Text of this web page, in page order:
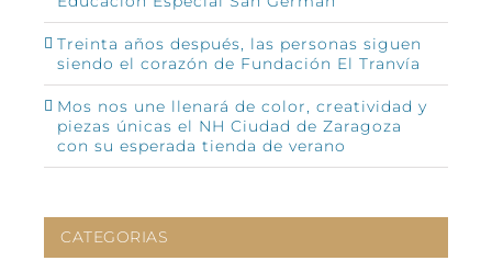
Treinta años después, las personas siguen
siendo el corazón de Fundación El Tranvía
Mos nos une llenará de color, creatividad y
piezas únicas el NH Ciudad de Zaragoza
con su esperada tienda de verano
CATEGORIAS